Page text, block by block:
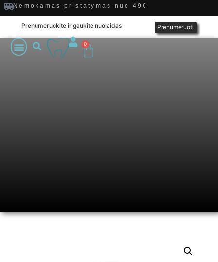
Nemokamas pristatymas nuo 49€
Prenumeruokite ir gaukite nuolaidas Prenumeruoti
0